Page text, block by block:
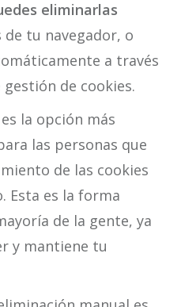
eliminarlas
de tu navegador, o
a través
de cookies.
la opción más
las personas que
de las cookies
Esta es la forma
de la gente, ya
y mantiene tu